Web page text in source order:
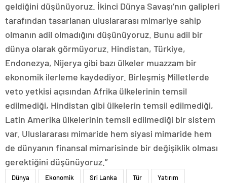
geldiğini düşünüyoruz. İkinci Dünya Savaşı’nın galipleri
tarafından tasarlanan uluslararası mimariye sahip
olmanın adil olmadığını düşünüyoruz. Bunu adil bir
dünya olarak görmüyoruz. Hindistan, Türkiye,
Endonezya, Nijerya gibi bazı ülkeler muazzam bir
ekonomik ilerleme kaydediyor. Birleşmiş Milletlerde
veto yetkisi açısından Afrika ülkelerinin temsil
edilmediği, Hindistan gibi ülkelerin temsil edilmediği,
Latin Amerika ülkelerinin temsil edilmediği bir sistem
var. Uluslararası mimaride hem siyasi mimaride hem
de dünyanın finansal mimarisinde bir değişiklik olması
gerektiğini düşünüyoruz.”
Dünya Ekonomik Sri Lanka Tür Yatırım